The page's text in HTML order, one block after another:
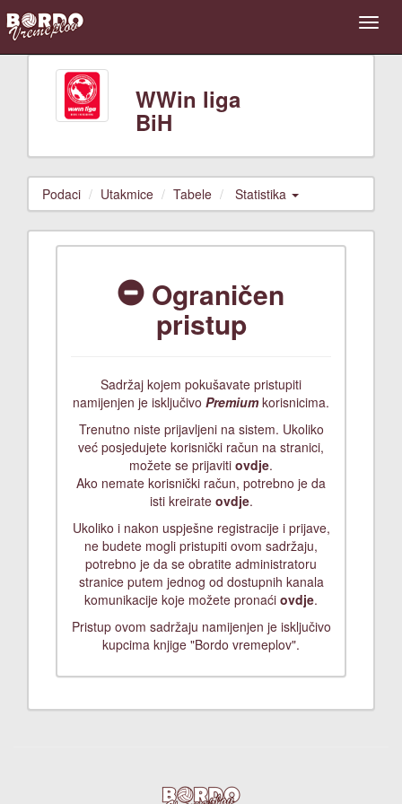
WWin liga
BiH
Podaci Utakmice Tabele Statistika
Ograničen
pristup
Sadržaj kojem pokušavate pristupiti
namijenjen je isključivo Premiumkorisnicima.
Trenutno niste prijavljeni na sistem. Ukoliko
već posjedujete korisnički račun na stranici,
možete se prijaviti ovdje.
Ako nemate korisnički račun, potrebno je da
isti kreirate ovdje.
Ukoliko i nakon uspješne registracije i prijave,
ne budete mogli pristupiti ovom sadržaju,
potrebno je da se obratite administratoru
stranice putem jednog od dostupnih kanala
komunikacije koje možete pronaći ovdje.
Pristup ovom sadržaju namijenjen je isključivo
kupcima knjige "Bordo vremeplov".